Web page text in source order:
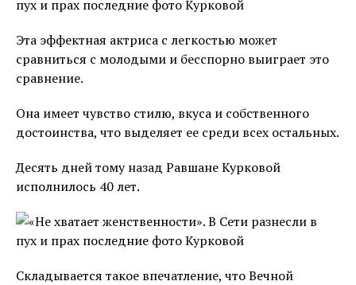
Эта эффектная актриса с легкостью может
сравниться с молодыми и бесспорно выиграет это
сравнение.
Она имеет чувство стилю, вкуса и собственного
достоинства, что выделяет ее среди всех остальных.
Десять дней тому назад Равшане Курковой
исполнилось 40 лет.
Складывается такое впечатление, что Вечной